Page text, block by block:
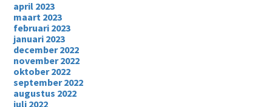
april 2023
maart 2023
februari 2023
januari 2023
december 2022
november 2022
oktober 2022
september 2022
augustus 2022
juli 2022